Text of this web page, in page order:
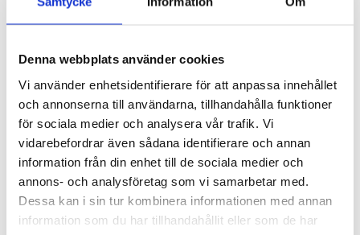
Denna webbplats använder cookies
Vi använder enhetsidentifierare för att anpassa innehållet
och annonserna till användarna, tillhandahålla funktioner
för sociala medier och analysera vår trafik. Vi
vidarebefordrar även sådana identifierare och annan
information från din enhet till de sociala medier och
annons- och analysföretag som vi samarbetar med.
Dessa kan i sin tur kombinera informationen med annan
information som du har tillhandahållit eller som de har
LAURA KLINGBERG
10.08.2022
Laura Klingberg:
De bästa av oss
LAURA KLINGBERG
08.06.2022
Laura Klingberg:
Sverige är inte